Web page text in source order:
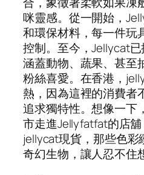
咪靈感。從一開始，
和環保材料，每一件玩
控制。至今，Jellycat已
涵蓋動物、蔬果、甚至
粉絲喜愛。在香港，
熱，因為這裡的消費者
追求獨特性。想像一下
市走進Jellyfatfat的店
jellycat現貨，那些色彩
奇幻生物，讓人忍不住